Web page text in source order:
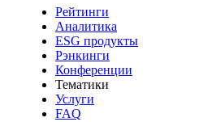
Рейтинги
Аналитика
ESG продукты
Рэнкинги
Конференции
Тематики
Услуги
FAQ